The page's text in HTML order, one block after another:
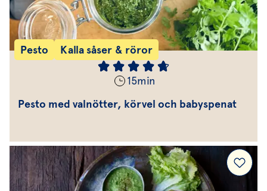
Pesto Kalla såser & röror
15min
Pesto med valnötter, körvel och babyspenat